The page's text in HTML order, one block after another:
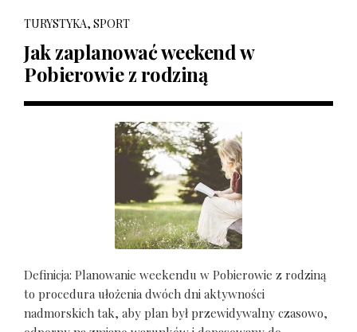
TURYSTYKA, SPORT
Jak zaplanować weekend w
Pobierowie z rodziną
Definicja: Planowanie weekendu w Pobierowie z rodziną
to procedura ułożenia dwóch dni aktywności
nadmorskich tak, aby plan był przewidywalny czasowo,